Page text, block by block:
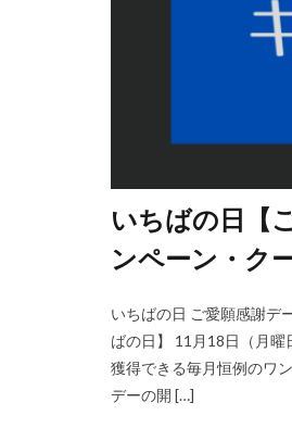
いちばの日【
ンペーン・ク
いちばの日 ご愛願感謝デ
ばの日】 11月18日（月
獲得できる毎月恒例のワ
デーの開 […]